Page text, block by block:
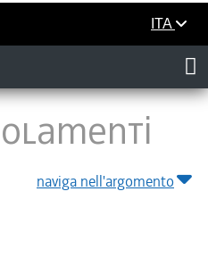
ITA
naviga nell'argomento